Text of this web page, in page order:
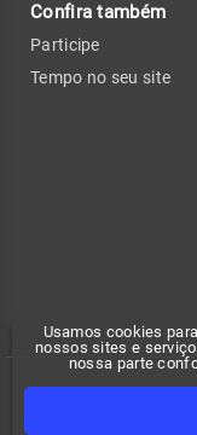
Usamos cookies
nossos sites e
nossa parte
Confira também
Participe
Tempo no seu site
Copyright 2026 -